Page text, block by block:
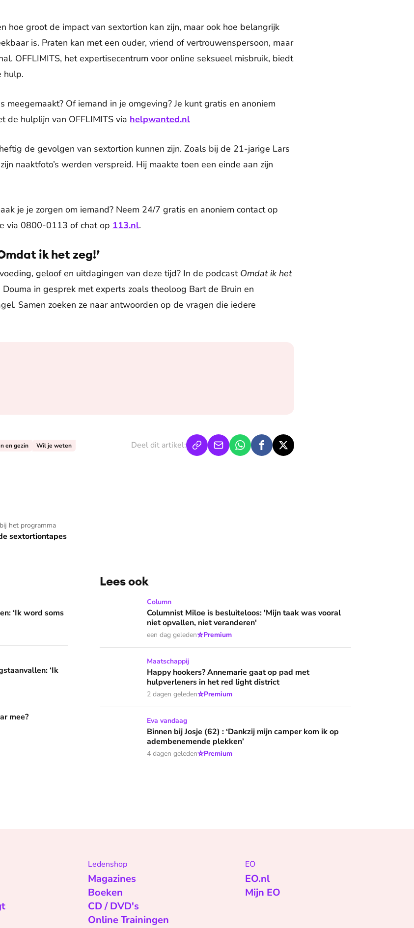
hoe groot de impact van sextortion kan zijn, maar ook hoe belangrijk
is. Praten kan met een ouder, vriend of vertrouwenspersoon, maar
OFFLIMITS, het expertisecentrum voor online seksueel misbruik, biedt
hulp.
meegemaakt? Of iemand in je omgeving? Je kunt gratis en anoniem
de hulplijn van OFFLIMITS via helpwanted.nl
de gevolgen van sextortion kunnen zijn. Zoals bij de 21-jarige Lars
naaktfoto’s werden verspreid. Hij maakte toen een einde aan zijn
je je zorgen om iemand? Neem 24/7 gratis en anoniem contact op
via 0800-0113 of chat op 113.nl.
ik het zeg!’
geloof en uitdagingen van deze tijd? In de podcast Omdat ik het
in gesprek met experts zoals theoloog Bart de Bruin en
Samen zoeken ze naar antwoorden op de vragen die iedere
en gezin Wil je weten Deel dit artikel:
het programma
sextortiontapes
gierend dol van mezelf’
‘Ik word soms
herkende helemaal niets van mijzelf’
‘Ik
mee?
Lees ook
Columnist Miloe is besluiteloos: 'Mijn taak was vooral niet opvallen, niet veranderen'
Column
Columnist Miloe is besluiteloos: 'Mijn taak was vooral
niet opvallen, niet veranderen'
een dag geleden⭐Premium
Happy hookers? Annemarie gaat op pad met hulpverleners in het red light district
Maatschappij
Happy hookers? Annemarie gaat op pad met
hulpverleners in het red light district
2 dagen geleden⭐Premium
Binnen bij Josje (62) : ‘Dankzij mijn camper kom ik op adembenemende plekken’
Eva vandaag
Binnen bij Josje (62) : ‘Dankzij mijn camper kom ik op
adembenemende plekken’
4 dagen geleden⭐Premium
Ledenshop
Magazines
Boeken
CD / DVD's
Online Trainingen
EO
EO.nl
Mijn EO